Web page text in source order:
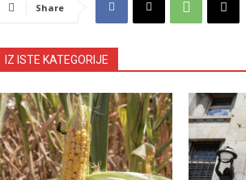
Share
IZ ISTE KATEGORIJE